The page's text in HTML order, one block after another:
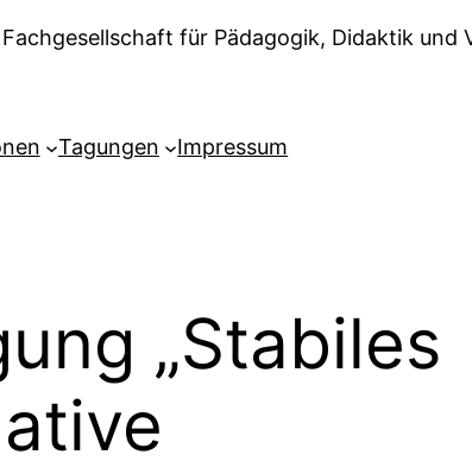
Fachgesellschaft für Pädagogik, Didaktik und
Tagungen Impressum
„Stabiles